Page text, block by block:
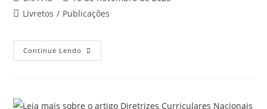
do
publicado:
Categoria
post:
Livretos / Publicações
Continue Lendo Diagnostico
IGM